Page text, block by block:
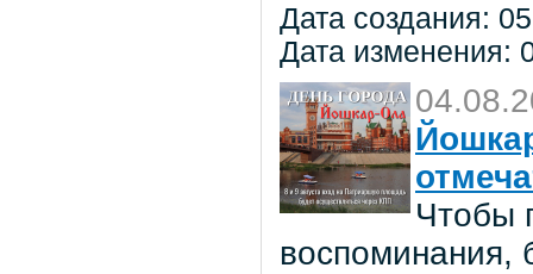
Дата создания:
Дата изменения:
Чтобы
воспоминания,